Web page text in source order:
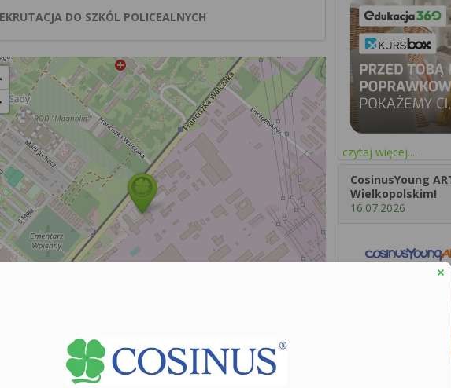
DO SZKÓL POLICEALNYCH
Leaflet OpenStreetMapcontributors
czytaj więcej....
CosinusYoung
Wielkopolskim!
16.07.2026